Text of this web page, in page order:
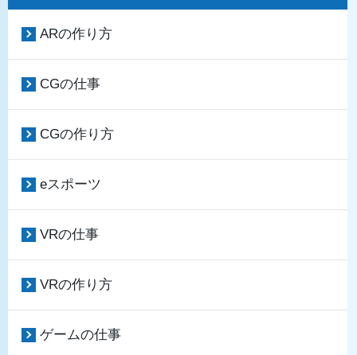
ARの作り方
CGの仕事
CGの作り方
eスポーツ
VRの仕事
VRの作り方
ゲームの仕事